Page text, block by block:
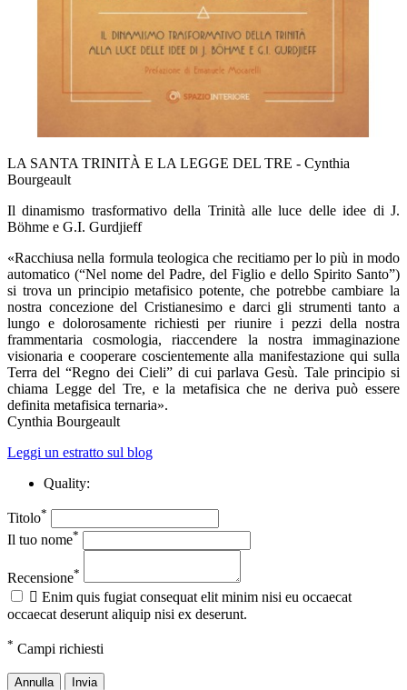
LA SANTA TRINITÀ E LA LEGGE DEL TRE - Cynthia
Bourgeault
Il dinamismo trasformativo della Trinità alle luce delle idee di J.
Böhme e G.I. Gurdjieff
«Racchiusa nella formula teologica che recitiamo per lo più in modo
automatico (“Nel nome del Padre, del Figlio e dello Spirito Santo”)
si trova un principio metafisico potente, che potrebbe cambiare la
nostra concezione del Cristianesimo e darci gli strumenti tanto a
lungo e dolorosamente richiesti per riunire i pezzi della nostra
frammentaria cosmologia, riaccendere la nostra immaginazione
visionaria e cooperare coscientemente alla manifestazione qui sulla
Terra del “Regno dei Cieli” di cui parlava Gesù. Tale principio si
chiama Legge del Tre, e la metafisica che ne deriva può essere
definita metafisica ternaria».
Cynthia Bourgeault
Leggi un estratto sul blog
Quality:
Titolo*
Il tuo nome*
Recensione*
 Enim quis fugiat consequat elit minim nisi eu occaecat
occaecat deserunt aliquip nisi ex deserunt.
* Campi richiesti
Annulla Invia